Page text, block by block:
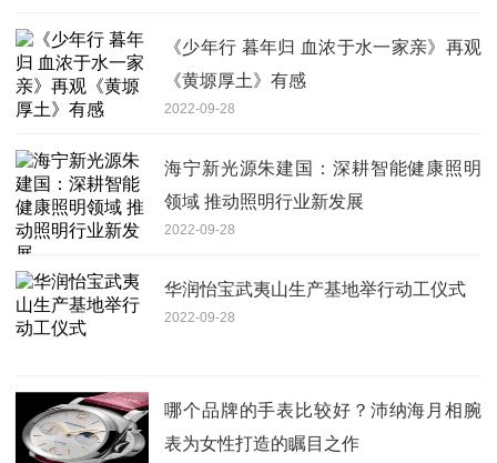
《少年行 暮年归 血浓于水一家亲》再观
《黄塬厚土》有感
2022-09-28
海宁新光源朱建国：深耕智能健康照明
领域 推动照明行业新发展
2022-09-28
华润怡宝武夷山生产基地举行动工仪式
2022-09-28
哪个品牌的手表比较好？沛纳海月相腕
表为女性打造的瞩目之作